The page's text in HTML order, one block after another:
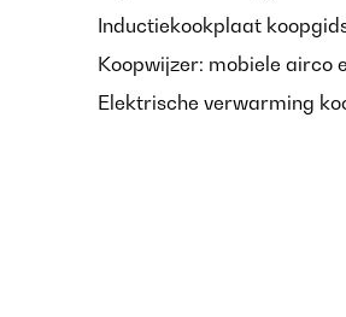
Inductiekookplaat
Koopwijzer: mobiele airco
Elektrische verwarming